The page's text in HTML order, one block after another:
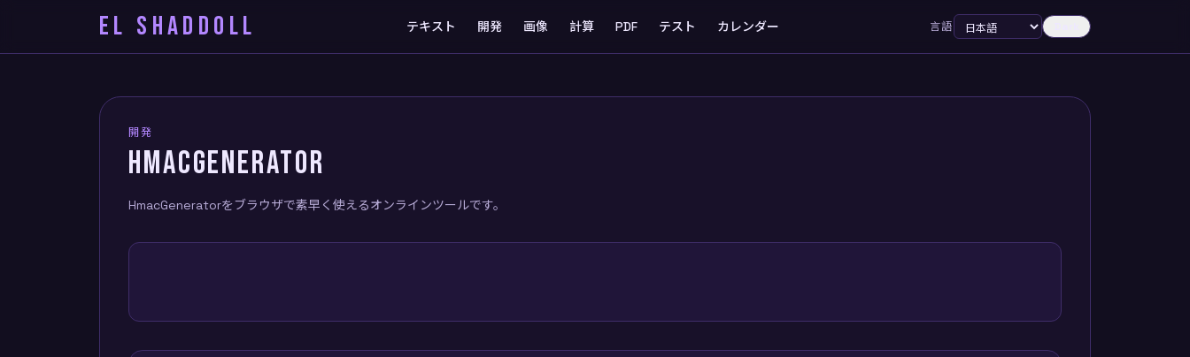
EL SHADDOLL テキスト 開発 画像 計算 PDF テスト カレンダー 言語
開発
HMACGENERATOR
HmacGeneratorをブラウザで素早く使えるオンラインツールです。